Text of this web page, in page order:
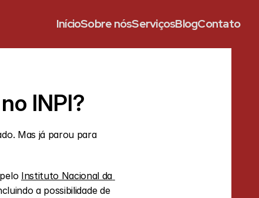
InícioSobre nósServiçosBlogContato
INPI?
Mas já parou para
Instituto Nacional da
a possibilidade de